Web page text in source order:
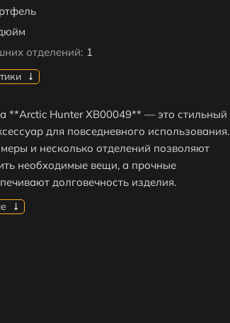
отделений: 1
**Arctic Hunter XB00049** — это стильный
для повседневного использования.
и несколько отделений позволяют
необходимые вещи, а прочные
долговечность изделия.